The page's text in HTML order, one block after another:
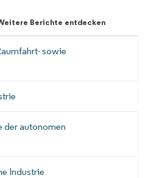
Berichte entdecken
sowie
der autonomen
Industrie